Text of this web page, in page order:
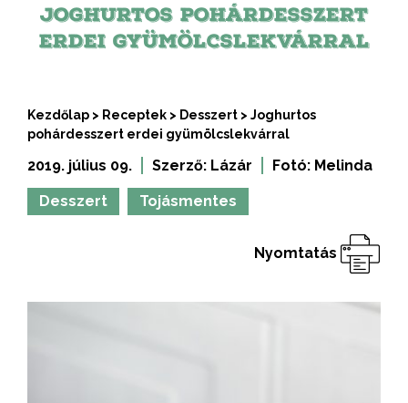
JOGHURTOS POHÁRDESSZERT
ERDEI GYÜMÖLCSLEKVÁRRAL
Kezdőlap > Receptek > Desszert > Joghurtos
pohárdesszert erdei gyümölcslekvárral
2019. július 09. Szerző: Lázár Fotó: Melinda
Desszert Tojásmentes
Nyomtatás